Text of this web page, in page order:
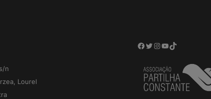
n
Lourel
Facebook Twitter Instagram YouTube TikTok